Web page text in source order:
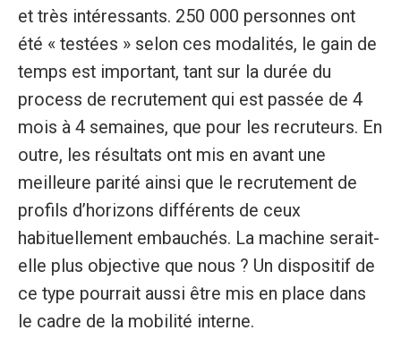
et très intéressants. 250 000 personnes ont
été « testées » selon ces modalités, le gain de
temps est important, tant sur la durée du
process de recrutement qui est passée de 4
mois à 4 semaines, que pour les recruteurs. En
outre, les résultats ont mis en avant une
meilleure parité ainsi que le recrutement de
profils d’horizons différents de ceux
habituellement embauchés. La machine serait-
elle plus objective que nous ? Un dispositif de
ce type pourrait aussi être mis en place dans
le cadre de la mobilité interne.